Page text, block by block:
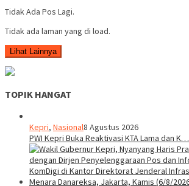
Tidak Ada Pos Lagi.
Tidak ada laman yang di load.
Lihat Lainnya
TOPIK HANGAT
Kepri, Nasional8 Agustus 2026
PWI Kepri Buka Reaktivasi KTA Lama dan K…